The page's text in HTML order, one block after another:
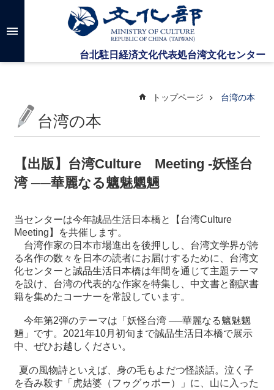
メインのコンテンツブロックにジャンプします
高
検
台
セ
ー
に
い
て
最
情
報
込
トップページ 台湾の本
台湾の本
【出版】台湾Culture Meeting -妖怪台
湾 ──華麗なる魑魅魍魎
当センターは今年誠品生活日本橋と【台湾Culture
Meeting】を共催します。
台湾作家の日本市場進出を後押しし、台湾文学界が誇
る名作の数々を日本の読者にお届けするために、台湾文
化センターと誠品生活日本橋は年間を通じて主題テーマ
を設け、台湾の代表的な作家を特集し、中文書と翻訳書
籍を集めたコーナーを常設しています。
今年第2弾のテーマは「妖怪台湾 ──華麗なる魑魅魍
魎」です。2021年10月初旬まで誠品生活日本橋で展示
中、ぜひお越しください。
夏の風物詩といえば、身の毛もよだつ怪談話。泣く子
を呑み殺す「虎姑婆（フゥグゥポー）」に、山に入った